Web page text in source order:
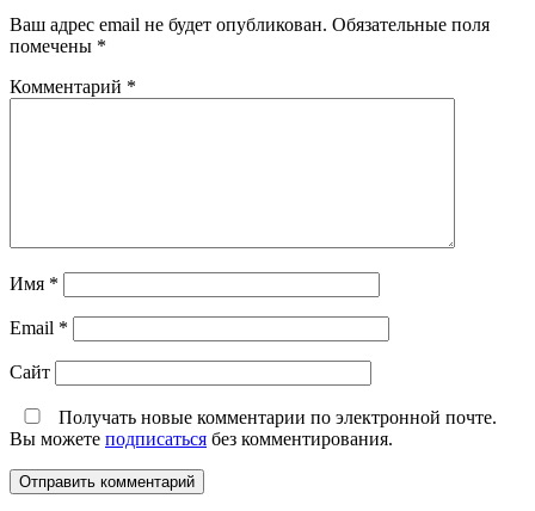
Ваш адрес email не будет опубликован. Обязательные поля
помечены *
Комментарий *
Имя *
Email *
Сайт
Получать новые комментарии по электронной почте.
Вы можете подписаться без комментирования.